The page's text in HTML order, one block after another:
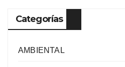
Categorías
AMBIENTAL